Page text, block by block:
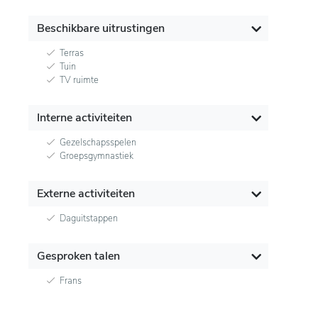
Beschikbare uitrustingen
Terras
Tuin
TV ruimte
Interne activiteiten
Gezelschapsspelen
Groepsgymnastiek
Externe activiteiten
Daguitstappen
Gesproken talen
Frans